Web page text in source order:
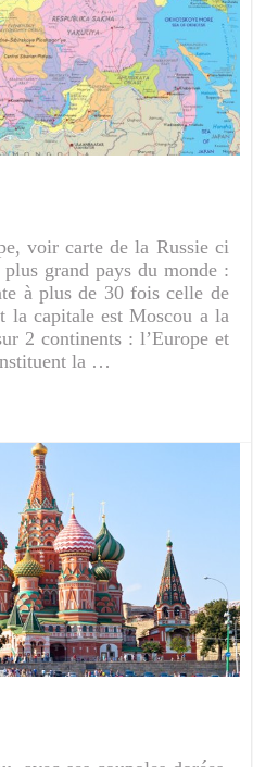
voir carte de la Russie ci
grand pays du monde :
à plus de 30 fois celle de
la capitale est Moscou a la
2 continents : l’Europe et
la …